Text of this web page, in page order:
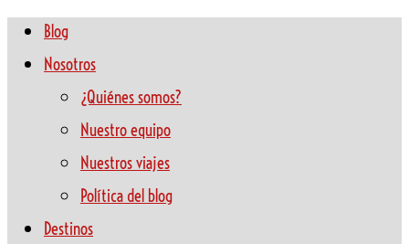
Blog
Nosotros
¿Quiénes somos?
Nuestro equipo
Nuestros viajes
Política del blog
Destinos